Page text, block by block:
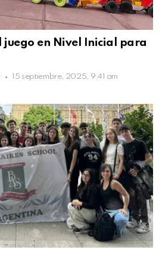
juego en Nivel Inicial para
15 septiembre, 2025, 9:41 am